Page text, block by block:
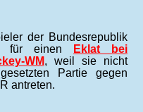
der Bundesrepublik
für einen
Eklat bei
WM, weil sie nicht
Partie gegen
antreten.